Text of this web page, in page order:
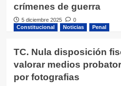
crímenes de guerra
5 diciembre 2025
0
Constitucional
Noticias Penal
TC. Nula disposición
valorar medios
por fotografias